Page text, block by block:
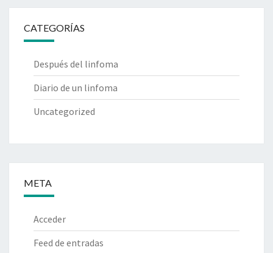
CATEGORÍAS
Después del linfoma
Diario de un linfoma
Uncategorized
META
Acceder
Feed de entradas